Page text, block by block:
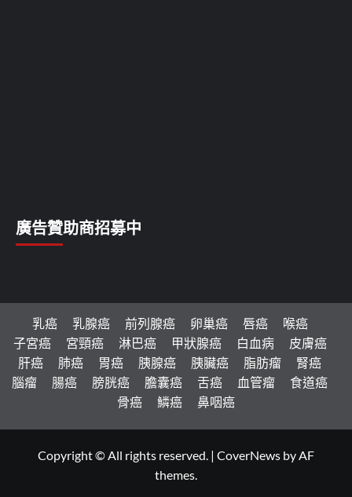
廣告贊助商招募中
乳癌 乳腺癌 前列腺癌 卵巢癌 唇癌
喉癌
子宮癌
宮頸癌 淋巴癌 甲狀腺癌 白血病
皮膚癌
肝癌
肺癌 胃癌 胰腺癌 胰臟癌 脂肪瘤
腎癌
腦瘤
腸癌 膀胱癌 膽囊癌 舌癌 血管瘤
食道癌
骨癌
鱗癌 鼻咽癌
Copyright © All rights reserved. | CoverNews by AF
themes.